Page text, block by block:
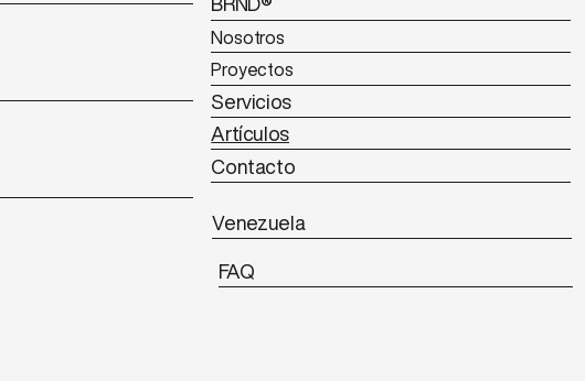
Nosotros
Proyectos
Servicios
Artículos
Contacto
Venezuela
FAQ